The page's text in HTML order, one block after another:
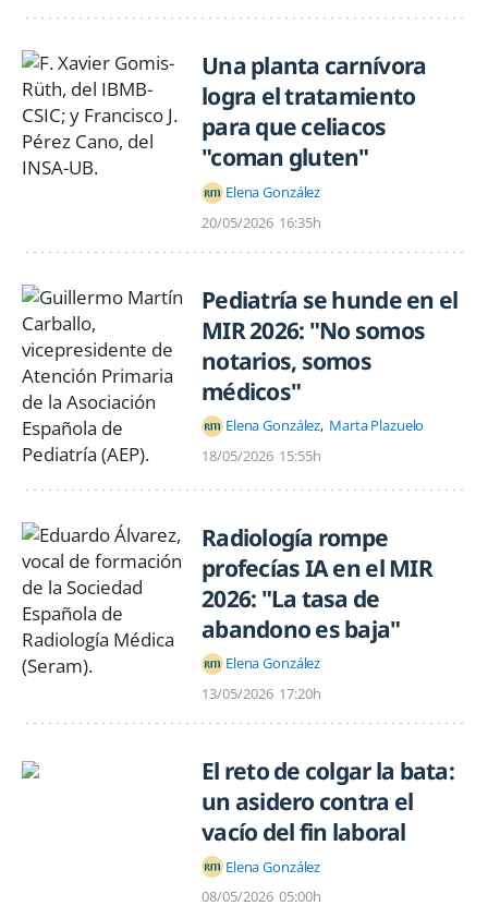
Una planta carnívora
logra el tratamiento
para que celiacos
"coman gluten"
Elena González
20/05/2026 16:35h
Pediatría se hunde en el
MIR 2026: "No somos
notarios, somos
médicos"
Elena González Marta Plazuelo
18/05/2026 15:55h
Radiología rompe
profecías IA en el MIR
2026: "La tasa de
abandono es baja"
Elena González
13/05/2026 17:20h
El reto de colgar la bata:
un asidero contra el
vacío del fin laboral
Elena González
08/05/2026 05:00h